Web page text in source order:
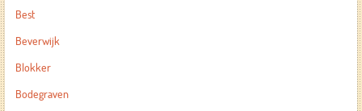
Best
Beverwijk
Blokker
Bodegraven